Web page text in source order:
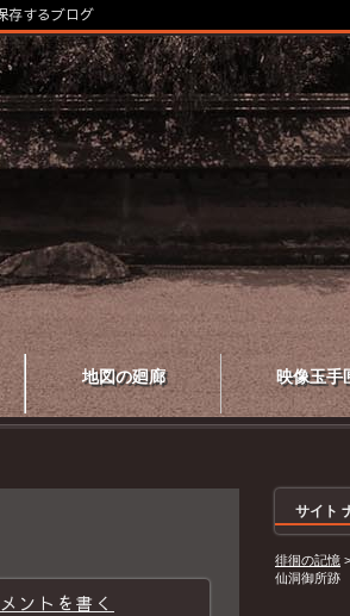
地図の廻廊 映像玉手
存するブログ
ントを書く
サイト
徘徊の記憶 >
仙洞御所跡